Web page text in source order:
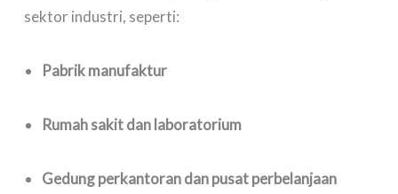
sektor industri, seperti:
Pabrik manufaktur
Rumah sakit dan laboratorium
Gedung perkantoran dan pusat perbelanjaan